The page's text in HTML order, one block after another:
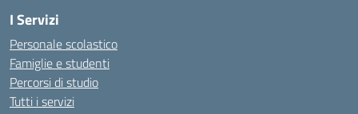
I Servizi
Personale scolastico
Famiglie e studenti
Percorsi di studio
Tutti i servizi